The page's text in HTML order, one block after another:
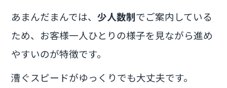
あまんだまんでは、少人数制でご案内している
ため、お客様一人ひとりの様子を見ながら進め
やすいのが特徴です。
漕ぐスピードがゆっくりでも大丈夫です。